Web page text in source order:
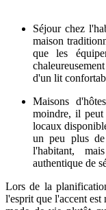
Séjour chez
maison
que les
d'un lit
Maisons
moindre, il peut
locaux
un peu plus
l'habitant,
authentique de
Lors de la
l'esprit que l'accent